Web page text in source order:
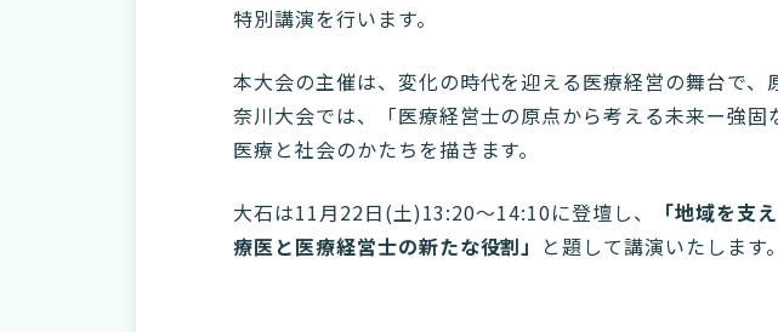
特別講演を行います。
本大会の主催は、変化の時代を迎える医療経営の舞台で
奈川大会では、「医療経営士の原点から考える未来ー強
医療と社会のかたちを描きます。
大石は11月22日(土)13:20〜14:10に登壇し、
「地域を支
療医と医療経営士の新たな役割」 と題して講演いたします。